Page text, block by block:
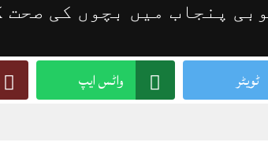
پنجاب میں بچوں کی صحت
ٹویٹر واٹس ایپ